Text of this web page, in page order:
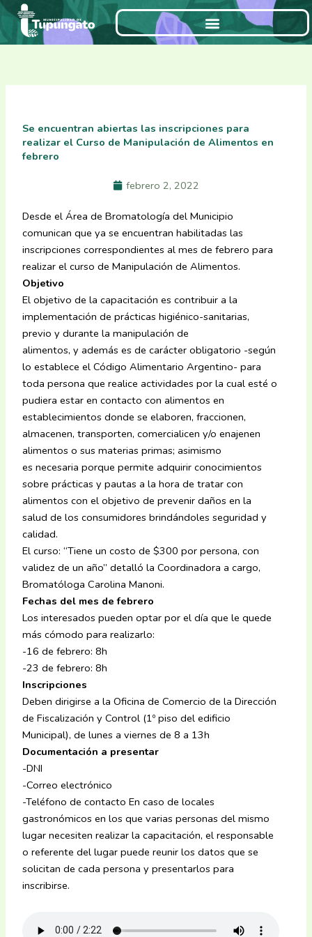
Ir
contenido
Se encuentran abiertas las inscripciones para
realizar el Curso de Manipulación de Alimentos en
febrero
febrero 2, 2022
Desde el Área de Bromatología del Municipio
comunican que ya se encuentran habilitadas las
inscripciones correspondientes al mes de febrero para
realizar el curso de Manipulación de Alimentos.
Objetivo
El objetivo de la capacitación es contribuir a la
implementación de prácticas higiénico-sanitarias,
previo y durante la manipulación de
alimentos, y además es de carácter obligatorio -según
lo establece el Código Alimentario Argentino- para
toda persona que realice actividades por la cual esté o
pudiera estar en contacto con alimentos en
establecimientos donde se elaboren, fraccionen,
almacenen, transporten, comercialicen y/o enajenen
alimentos o sus materias primas; asimismo
es necesaria porque permite adquirir conocimientos
sobre prácticas y pautas a la hora de tratar con
alimentos con el objetivo de prevenir daños en la
salud de los consumidores brindándoles seguridad y
calidad.
El curso: “Tiene un costo de $300 por persona, con
validez de un año” detalló la Coordinadora a cargo,
Bromatóloga Carolina Manoni.
Fechas del mes de febrero
Los interesados pueden optar por el día que le quede
más cómodo para realizarlo:
-16 de febrero: 8h
-23 de febrero: 8h
Inscripciones
Deben dirigirse a la Oficina de Comercio de la Dirección
de Fiscalización y Control (1º piso del edificio
Municipal), de lunes a viernes de 8 a 13h
Documentación a presentar
-DNI
-Correo electrónico
-Teléfono de contacto En caso de locales
gastronómicos en los que varias personas del mismo
lugar necesiten realizar la capacitación, el responsable
o referente del lugar puede reunir los datos que se
solicitan de cada persona y presentarlos para
inscribirse.